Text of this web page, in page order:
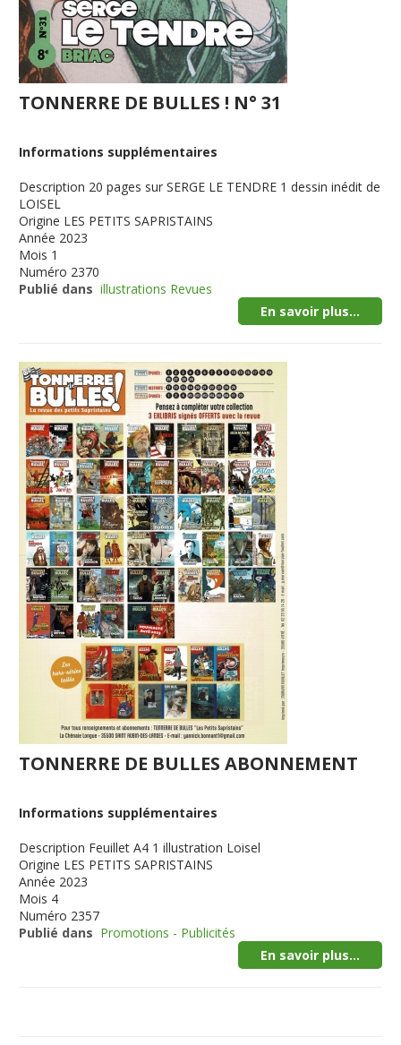
TONNERRE DE BULLES ! N° 31
Informations supplémentaires
Description 20 pages sur SERGE LE TENDRE 1 dessin inédit de
LOISEL
Origine LES PETITS SAPRISTAINS
Année 2023
Mois 1
Numéro 2370
Publié dans illustrations Revues
En savoir plus...
TONNERRE DE BULLES ABONNEMENT
Informations supplémentaires
Description Feuillet A4 1 illustration Loisel
Origine LES PETITS SAPRISTAINS
Année 2023
Mois 4
Numéro 2357
Publié dans Promotions - Publicités
En savoir plus...